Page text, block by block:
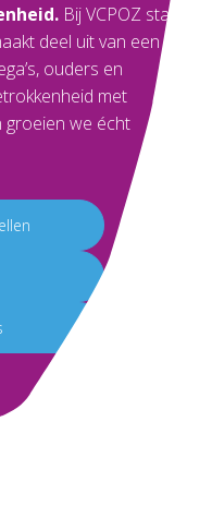
Bij VCPOZ sta
deel uit van een
ouders en
met
groeien we écht